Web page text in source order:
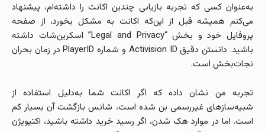
به‌عنوان کسی که تجربه بازیابی چندین اکانت را داشته‌ام، پیشنهاد
می‌کنم همیشه قبل از این‌که اکانت به مشکل بخورد، از صفحه
پروفایل خود و بخش “Legal and Privacy” اسکرین‌شات داشته
باشید. دانستن دقیق Activision ID و شماره PlayerID در زمان بحران
نجات‌بخش است.
تجربه من نشان داده که اگر اکانت شما به‌دلیل استفاده از
شبیه‌سازهای غیررسمی بن شده است، شانس بازگشت آن بسیار کم
است. اما در موارد هک شدن، اگر رسید خرید داشته باشید، اکتیویژن